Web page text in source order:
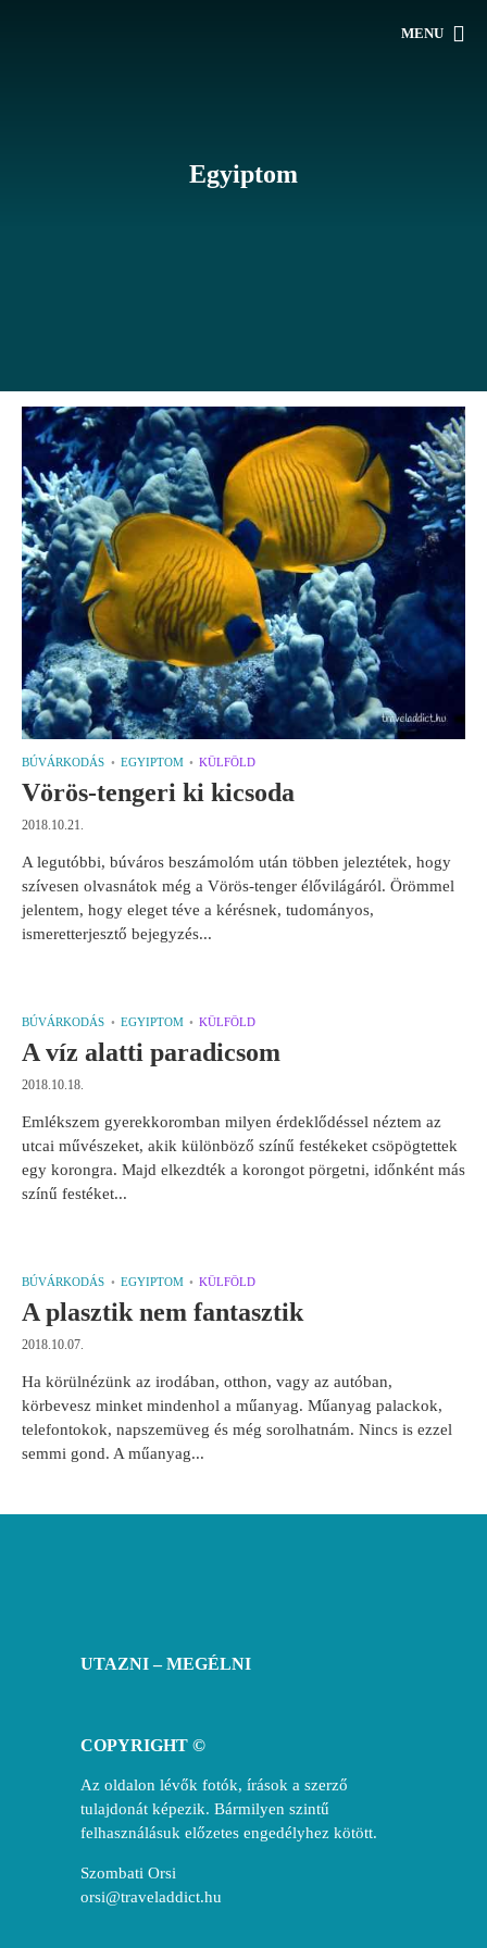
MENU
Egyiptom
BÚVÁRKODÁS EGYIPTOM KÜLFÖLD
Vörös-tengeri ki kicsoda
2018.10.21.
A legutóbbi, búváros beszámolóm után többen jeleztétek, hogy
szívesen olvasnátok még a Vörös-tenger élővilágáról. Örömmel
jelentem, hogy eleget téve a kérésnek, tudományos,
ismeretterjesztő bejegyzés...
BÚVÁRKODÁS EGYIPTOM KÜLFÖLD
A víz alatti paradicsom
2018.10.18.
Emlékszem gyerekkoromban milyen érdeklődéssel néztem az
utcai művészeket, akik különböző színű festékeket csöpögtettek
egy korongra. Majd elkezdték a korongot pörgetni, időnként más
színű festéket...
BÚVÁRKODÁS EGYIPTOM KÜLFÖLD
A plasztik nem fantasztik
2018.10.07.
Ha körülnézünk az irodában, otthon, vagy az autóban,
körbevesz minket mindenhol a műanyag. Műanyag palackok,
telefontokok, napszemüveg és még sorolhatnám. Nincs is ezzel
semmi gond. A műanyag...
UTAZNI – MEGÉLNI
COPYRIGHT ©
Az oldalon lévők fotók, írások a szerző
tulajdonát képezik. Bármilyen szintű
felhasználásuk előzetes engedélyhez kötött.
Szombati Orsi
orsi@traveladdict.hu